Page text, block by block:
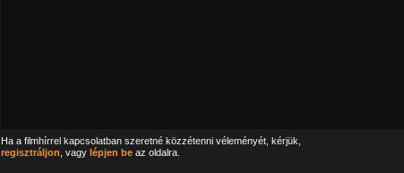
Ha a filmhírrel kapcsolatban szeretné közzétenni véleményét, kérjük,
regisztráljon , vagy lépjen beaz oldalra.